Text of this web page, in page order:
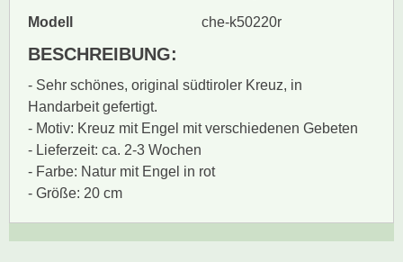
Modell
che-k50220r
BESCHREIBUNG:
- Sehr schönes, original südtiroler Kreuz, in
Handarbeit gefertigt.
- Motiv: Kreuz mit Engel mit verschiedenen Gebeten
- Lieferzeit: ca. 2-3 Wochen
- Farbe: Natur mit Engel in rot
- Größe: 20 cm